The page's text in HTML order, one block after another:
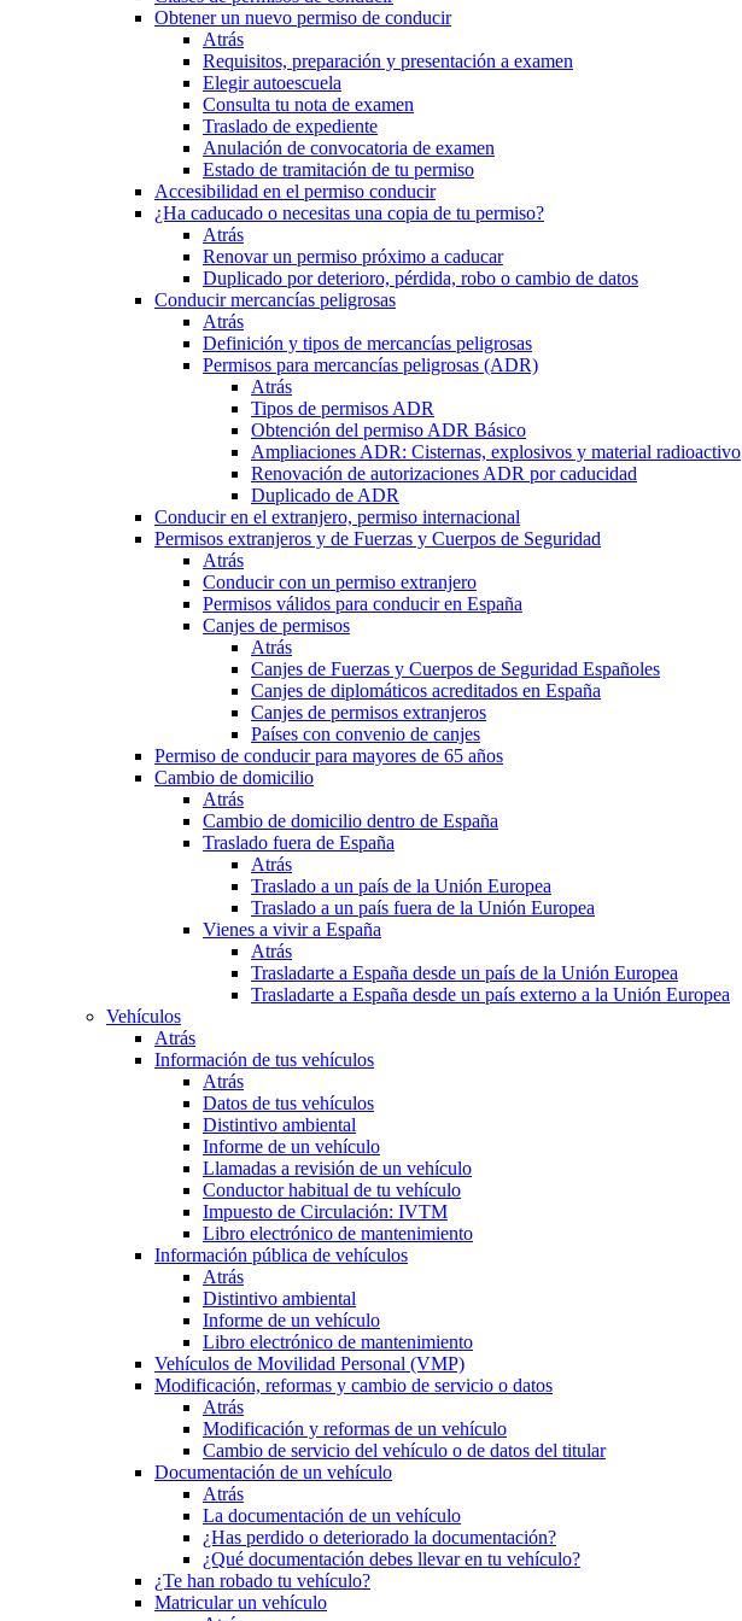
Obtener un nuevo permiso de conducir
Atrás
Requisitos, preparación y presentación a examen
Elegir autoescuela
Consulta tu nota de examen
Traslado de expediente
Anulación de convocatoria de examen
Estado de tramitación de tu permiso
Accesibilidad en el permiso conducir
¿Ha caducado o necesitas una copia de tu permiso?
Atrás
Renovar un permiso próximo a caducar
Duplicado por deterioro, pérdida, robo o cambio de datos
Conducir mercancías peligrosas
Atrás
Definición y tipos de mercancías peligrosas
Permisos para mercancías peligrosas (ADR)
Atrás
Tipos de permisos ADR
Obtención del permiso ADR Básico
Ampliaciones ADR: Cisternas, explosivos y material radioactivo
Renovación de autorizaciones ADR por caducidad
Duplicado de ADR
Conducir en el extranjero, permiso internacional
Permisos extranjeros y de Fuerzas y Cuerpos de Seguridad
Atrás
Conducir con un permiso extranjero
Permisos válidos para conducir en España
Canjes de permisos
Atrás
Canjes de Fuerzas y Cuerpos de Seguridad Españoles
Canjes de diplomáticos acreditados en España
Canjes de permisos extranjeros
Países con convenio de canjes
Permiso de conducir para mayores de 65 años
Cambio de domicilio
Atrás
Cambio de domicilio dentro de España
Traslado fuera de España
Atrás
Traslado a un país de la Unión Europea
Traslado a un país fuera de la Unión Europea
Vienes a vivir a España
Atrás
Trasladarte a España desde un país de la Unión Europea
Trasladarte a España desde un país externo a la Unión Europea
Vehículos
Atrás
Información de tus vehículos
Atrás
Datos de tus vehículos
Distintivo ambiental
Informe de un vehículo
Llamadas a revisión de un vehículo
Conductor habitual de tu vehículo
Impuesto de Circulación: IVTM
Libro electrónico de mantenimiento
Información pública de vehículos
Atrás
Distintivo ambiental
Informe de un vehículo
Libro electrónico de mantenimiento
Vehículos de Movilidad Personal (VMP)
Modificación, reformas y cambio de servicio o datos
Atrás
Modificación y reformas de un vehículo
Cambio de servicio del vehículo o de datos del titular
Documentación de un vehículo
Atrás
La documentación de un vehículo
¿Has perdido o deteriorado la documentación?
¿Qué documentación debes llevar en tu vehículo?
¿Te han robado tu vehículo?
Matricular un vehículo